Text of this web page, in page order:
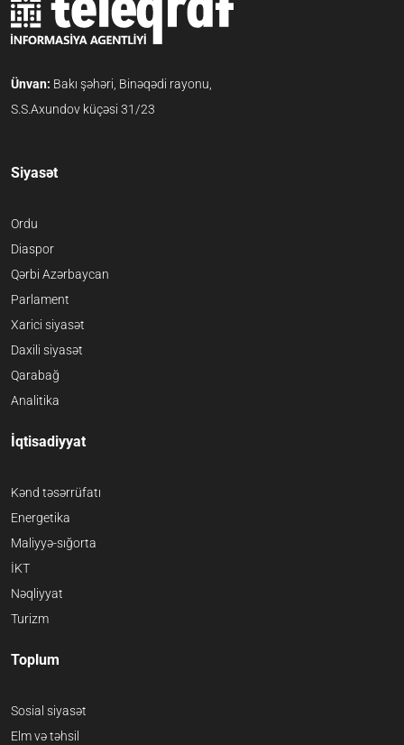
Ünvan: Bakı şəhəri, Binəqədi rayonu,
S.S.Axundov küçəsi 31/23
Siyasət
Ordu
Diaspor
Qərbi Azərbaycan
Parlament
Xarici siyasət
Daxili siyasət
Qarabağ
Analitika
İqtisadiyyat
Kənd təsərrüfatı
Energetika
Maliyyə-sığorta
İKT
Nəqliyyat
Turizm
Toplum
Sosial siyasət
Elm və təhsil